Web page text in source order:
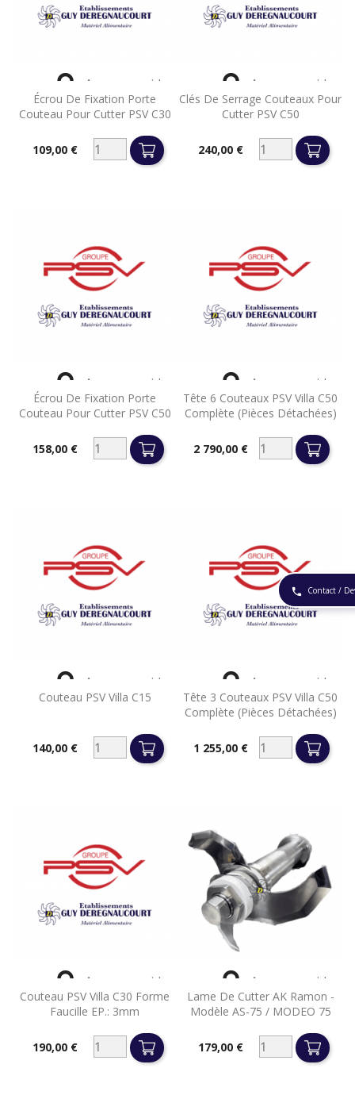
phone Contact /
Écrou De Fixation Porte
Couteau Pour Cutter PSV C30
Prix109,00 €
 Aperçu rapide
Clés De Serrage Couteaux Pour
Cutter PSV C50
Prix240,00 €
 Aperçu rapide
Écrou De Fixation Porte
Couteau Pour Cutter PSV C50
Prix158,00 €
 Aperçu rapide
Tête 6 Couteaux PSV Villa C50
Complète (pièces Détachées)
Prix2 790,00 €
 Aperçu rapide
Couteau PSV Villa C15
Prix140,00 €
 Aperçu rapide
Tête 3 Couteaux PSV Villa C50
Complète (pièces Détachées)
Prix1 255,00 €
 Aperçu rapide
Couteau PSV Villa C30 Forme
Faucille EP.: 3mm
Prix190,00 €
 Aperçu rapide
Lame De Cutter AK Ramon -
Modèle AS-75 / MODEO 75
Prix179,00 €
 Aperçu rapide